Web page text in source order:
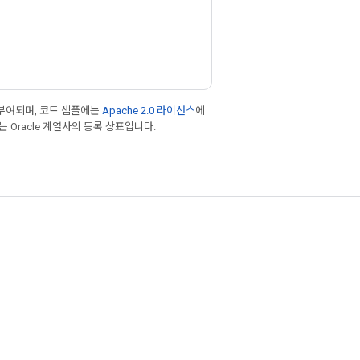
여되며, 코드 샘플에는 Apache 2.0 라이선스에
Oracle 계열사의 등록 상표입니다.